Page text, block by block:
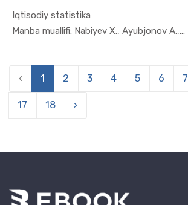
Iqtisodiy statistika
Manba muallifi: Nabiyev X., Ayubjonov A.,...
In Ekonome...
‹ 1 2 3 4 5 6 7
17 18 ›